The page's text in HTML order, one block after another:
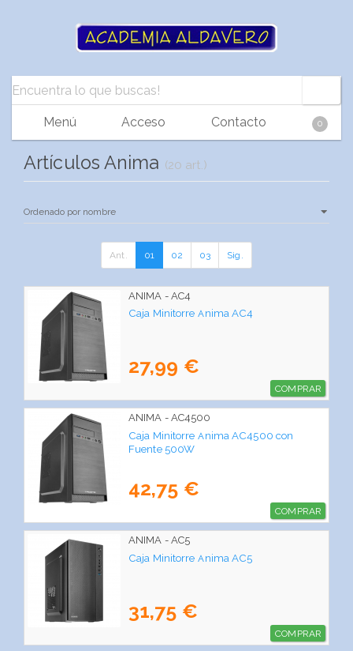
Menú Acceso Contacto 0
Artículos Anima (20 art.)
Ant. 01 02 03 Sig.
ANIMA - AC4
Caja Minitorre Anima AC4
27,99 €
COMPRAR
ANIMA - AC4500
Caja Minitorre Anima AC4500 con
Fuente 500W
42,75 €
COMPRAR
ANIMA - AC5
Caja Minitorre Anima AC5
31,75 €
COMPRAR